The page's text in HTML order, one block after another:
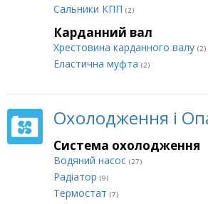
Сальники КПП (2)
Карданний вал
Хрестовина карданного валу (2)
Еластична муфта (2)
Охолодження і
Система охолодження
Водяний насос (27)
Радіатор (9)
Термостат (7)